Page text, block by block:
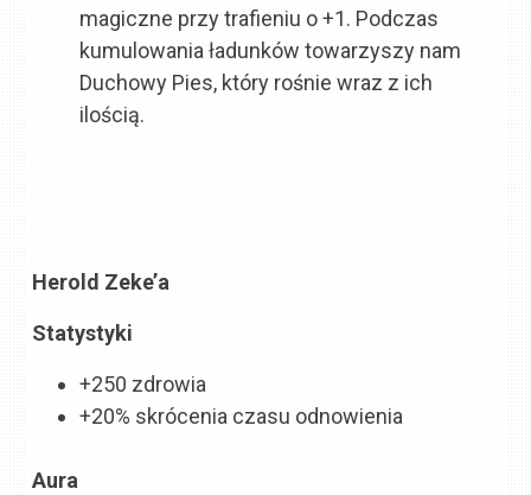
magiczne przy trafieniu o +1. Podczas
kumulowania ładunków towarzyszy nam
Duchowy Pies, który rośnie wraz z ich
ilością.
Herold Zeke’a
Statystyki
+250 zdrowia
+20% skrócenia czasu odnowienia
Aura